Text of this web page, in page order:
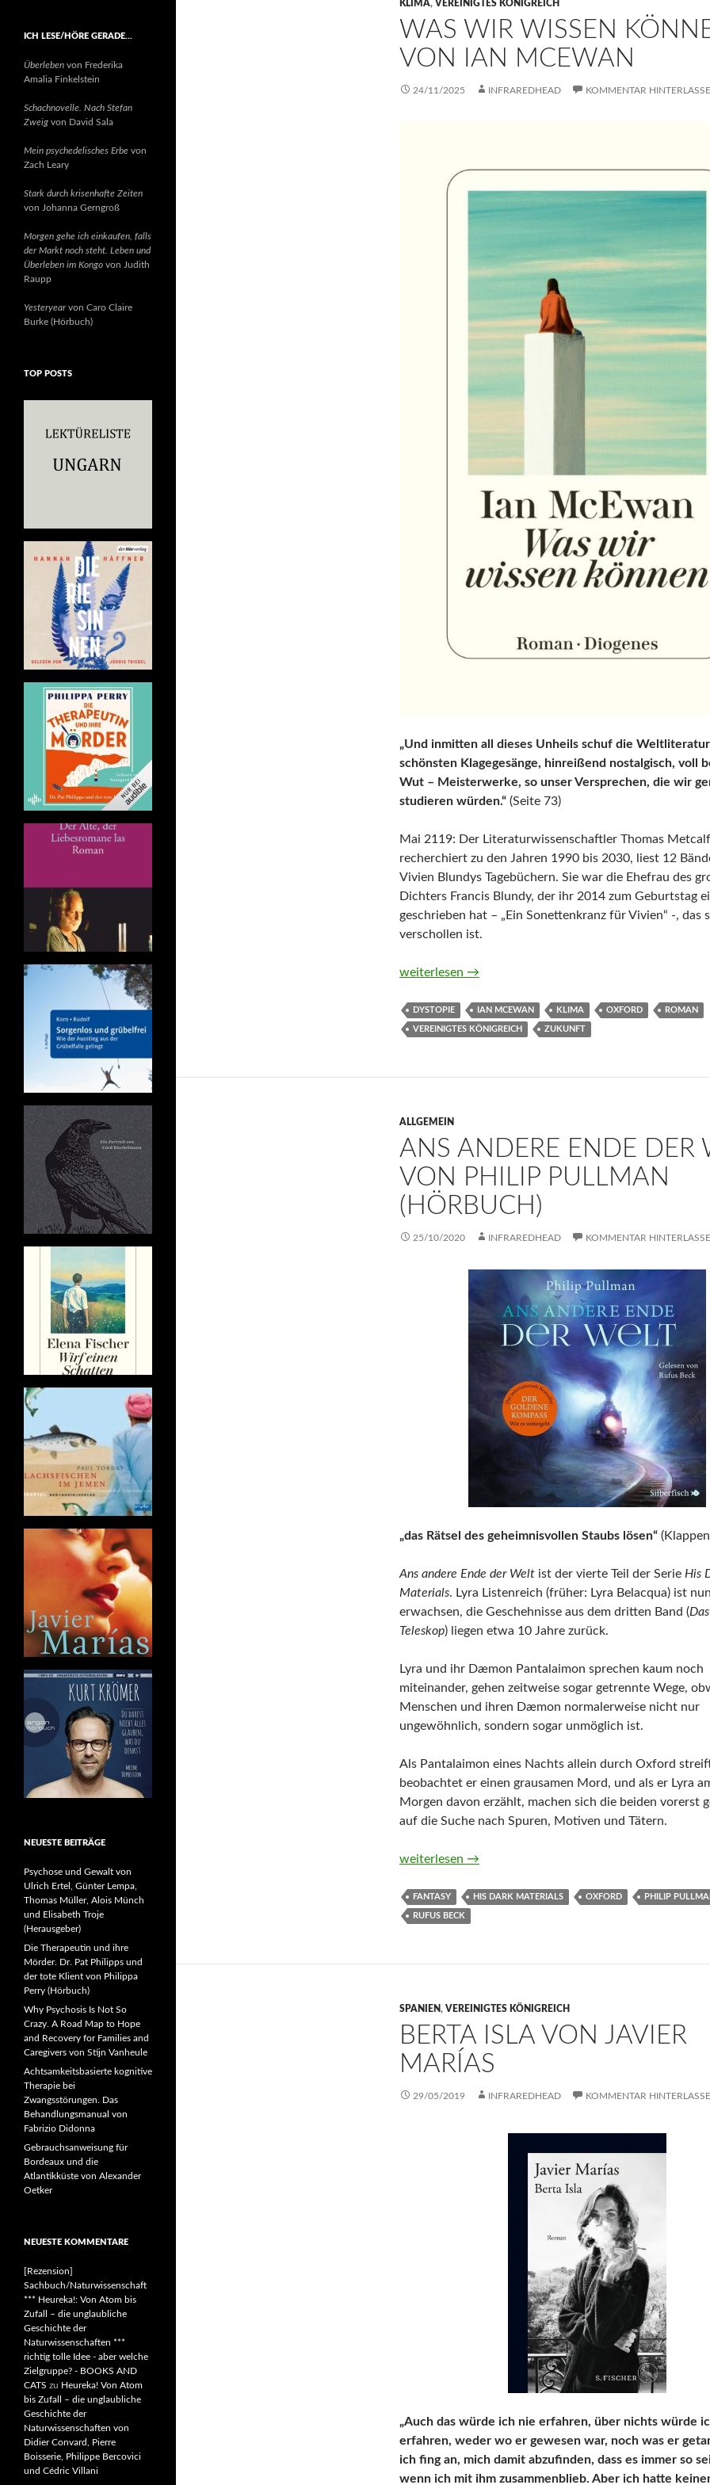
KLIMA, VEREINIGTES KÖNIGREICH
WAS WIR WISSEN
VON IAN MCEWAN
24/11/2025 INFRAREDHEAD KOMMENTAR
„Und inmitten all dieses Unheils schuf die
schönsten Klagegesänge, hinreißend nostalgisch, voll
Wut – Meisterwerke, so unser Versprechen, die wir
studieren würden.“ (Seite 73)
Mai 2119: Der Literaturwissenschaftler Thomas
recherchiert zu den Jahren 1990 bis 2030, liest 12
Vivien Blundys Tagebüchern. Sie war die Ehefrau des
Dichters Francis Blundy, der ihr 2014 zum Geburtstag
geschrieben hat – „Ein Sonettenkranz für Vivien“ -, das
verschollen ist.
Was wir wissen können von Ian McEwan
weiterlesen →
DYSTOPIE IAN MCEWAN KLIMA OXFORD ROMAN
VEREINIGTES KÖNIGREICH ZUKUNFT
ALLGEMEIN
ANS ANDERE ENDE DER
VON PHILIP PULLMAN
(HÖRBUCH)
25/10/2020 INFRAREDHEAD KOMMENTAR
„das Rätsel des geheimnisvollen Staubs lösen“
Ans andere Ende der Welt ist der vierte Teil der Serie His
Materials. Lyra Listenreich (früher: Lyra Belacqua) ist nun
erwachsen, die Geschehnisse aus dem dritten Band (
Teleskop) liegen etwa 10 Jahre zurück.
Lyra und ihr Dæmon Pantalaimon sprechen kaum noch
miteinander, gehen zeitweise sogar getrennte Wege,
Menschen und ihren Dæmon normalerweise nicht nur
ungewöhnlich, sondern sogar unmöglich ist.
Als Pantalaimon eines Nachts allein durch Oxford
beobachtet er einen grausamen Mord, und als er Lyra
Morgen davon erzählt, machen sich die beiden vorerst
auf die Suche nach Spuren, Motiven und Tätern.
Ans andere Ende der Welt von Philip Pullman (Hörbuch)
weiterlesen →
FANTASY HIS DARK MATERIALS OXFORD PHILIP
RUFUS BECK
SPANIEN, VEREINIGTES KÖNIGREICH
BERTA ISLA VON JAVIER
MARÍAS
29/05/2019 INFRAREDHEAD KOMMENTAR
„Auch das würde ich nie erfahren, über nichts würde
erfahren, weder wo er gewesen war, noch was er
ich fing an, mich damit abzufinden, dass es immer so
wenn ich mit ihm zusammenblieb. Aber ich hatte
ICH LESE/HÖRE GERADE…
Überleben von Frederika
Amalia Finkelstein
Schachnovelle. Nach Stefan
Zweig von David Sala
Mein psychedelisches Erbe von
Zach Leary
Stark durch krisenhafte Zeiten
von Johanna Gerngroß
Morgen gehe ich einkaufen, falls
der Markt noch steht. Leben und
Überleben im Kongo von Judith
Raupp
Yesteryearvon Caro Claire
Burke (Hörbuch)
TOP POSTS
NEUESTE BEITRÄGE
Psychose und Gewalt von
Ulrich Ertel, Günter Lempa,
Thomas Müller, Alois Münch
und Elisabeth Troje
(Herausgeber)
Die Therapeutin und ihre
Mörder. Dr. Pat Philipps und
der tote Klient von Philippa
Perry (Hörbuch)
Why Psychosis Is Not So
Crazy. A Road Map to Hope
and Recovery for Families and
Caregivers von Stijn Vanheule
Achtsamkeitsbasierte kognitive
Therapie bei
Zwangsstörungen. Das
Behandlungsmanual von
Fabrizio Didonna
Gebrauchsanweisung für
Bordeaux und die
Atlantikküste von Alexander
Oetker
NEUESTE KOMMENTARE
[Rezension]
Sachbuch/Naturwissenschaft
*** Heureka!: Von Atom bis
Zufall – die unglaubliche
Geschichte der
Naturwissenschaften ***
richtig tolle Idee - aber welche
Zielgruppe? - BOOKS AND
CATS zu Heureka! Von Atom
bis Zufall – die unglaubliche
Geschichte der
Naturwissenschaften von
Didier Convard, Pierre
Boisserie, Philippe Bercovici
und Cédric Villani